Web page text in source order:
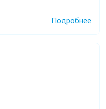
Подробнее